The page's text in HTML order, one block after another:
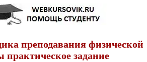
преподавания физической
практическое задание